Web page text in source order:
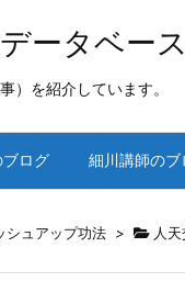
ータベース
）を紹介しています。
ログ 細川講師のブ
シュアップ功法 > 人